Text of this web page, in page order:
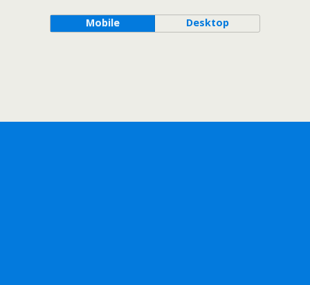
Mobile Desktop